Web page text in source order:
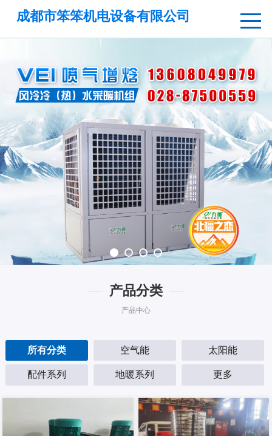
成都市笨笨机电设备有限公司
产品分类
产品中心
所有分类 空气能 太阳能
配件系列 地暖系列 更多